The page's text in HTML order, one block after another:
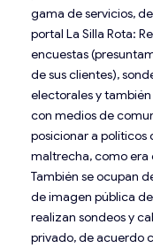
gama de servicios,
portal La Silla Rota:
encuestas
de sus clientes),
electorales y
con medios de
posicionar a políticos
maltrecha, como era
También se ocupan
de imagen pública
realizan sondeos y
privado, de acuerdo